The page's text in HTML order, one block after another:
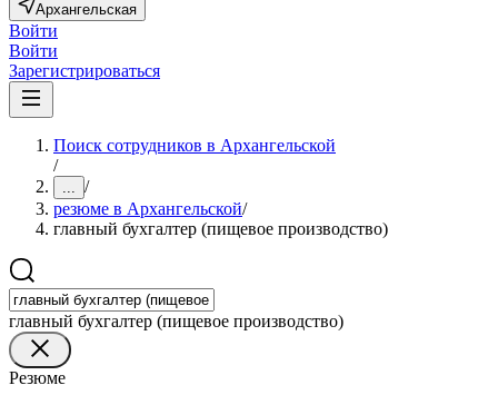
Архангельская
Войти
Войти
Зарегистрироваться
Поиск сотрудников в Архангельской
/
... /
резюме в Архангельской/
главный бухгалтер (пищевое производство)
главный бухгалтер (пищевое производство)
Резюме